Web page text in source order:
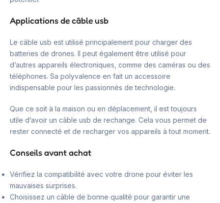
Applications de câble usb
Le câble usb est utilisé principalement pour charger des
batteries de drones. Il peut également être utilisé pour
d’autres appareils électroniques, comme des caméras ou des
téléphones. Sa polyvalence en fait un accessoire
indispensable pour les passionnés de technologie.
Que ce soit à la maison ou en déplacement, il est toujours
utile d’avoir un câble usb de rechange. Cela vous permet de
rester connecté et de recharger vos appareils à tout moment.
Conseils avant achat
Vérifiez la compatibilité avec votre drone pour éviter les
mauvaises surprises.
Choisissez un câble de bonne qualité pour garantir une